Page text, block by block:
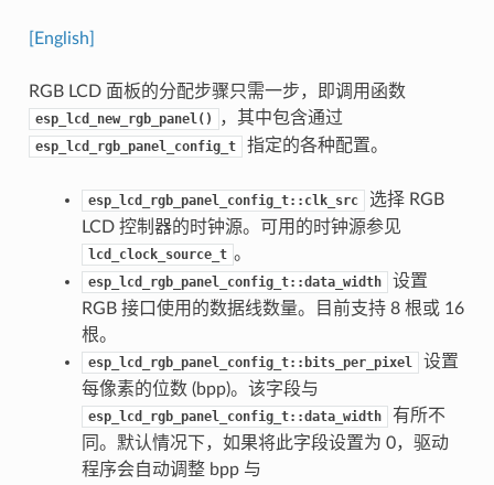
[English]
RGB LCD 面板的分配步骤只需一步，即调用函数
esp_lcd_new_rgb_panel() ，其中包含通过
esp_lcd_rgb_panel_config_t 指定的各种配置。
esp_lcd_rgb_panel_config_t::clk_src
选择 RGB
LCD 控制器的时钟源。可用的时钟源参见
lcd_clock_source_t 。
esp_lcd_rgb_panel_config_t::data_width
设置
RGB 接口使用的数据线数量。目前支持 8 根或 16
根。
esp_lcd_rgb_panel_config_t::bits_per_pixel
设置
每像素的位数 (bpp)。该字段与
esp_lcd_rgb_panel_config_t::data_width
有所不
同。默认情况下，如果将此字段设置为 0，驱动
程序会自动调整 bpp 与